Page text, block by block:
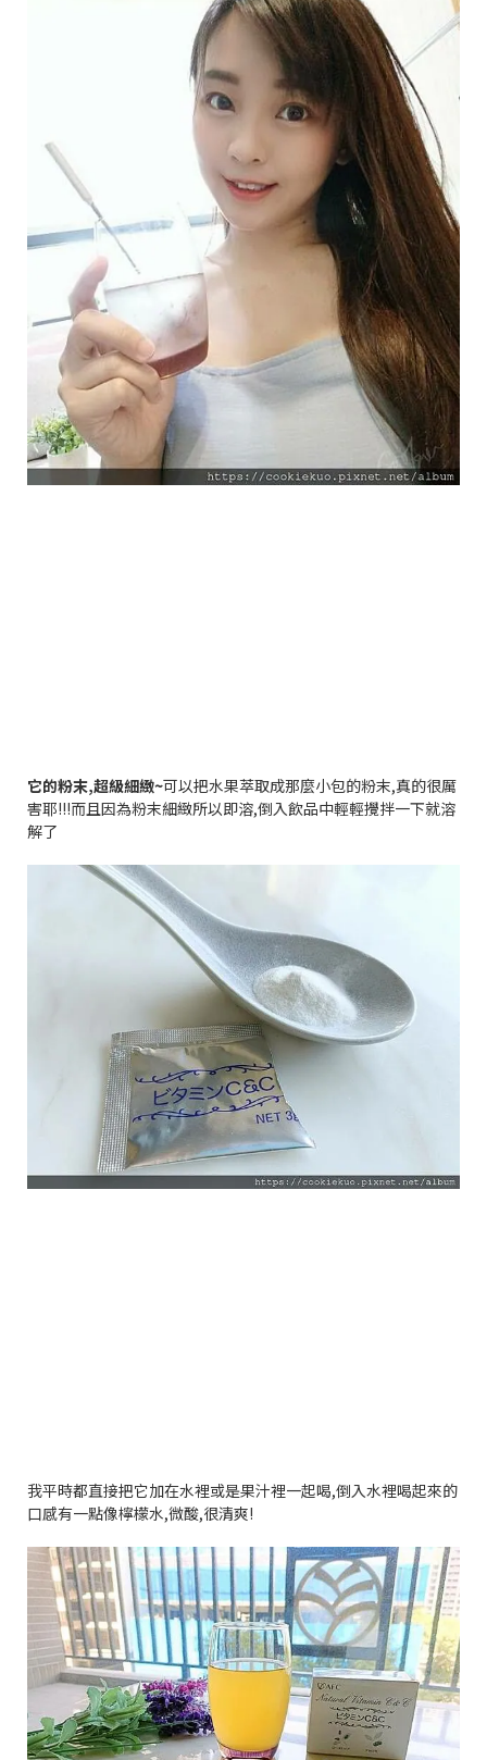
它的粉末,超級細緻~可以把水果萃取成那麼小包的粉末,真的很厲
害耶!!!而且因為粉末細緻所以即溶,倒入飲品中輕輕攪拌一下就溶
解了
我平時都直接把它加在水裡或是果汁裡一起喝,倒入水裡喝起來的
口感有一點像檸檬水,微酸,很清爽!